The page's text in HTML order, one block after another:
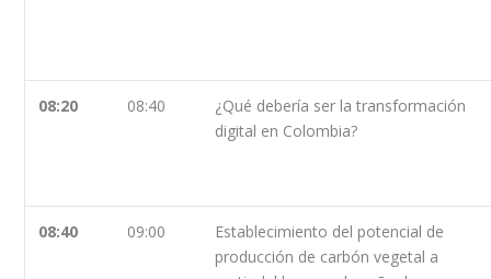
08:20 08:40
¿Qué debería ser la transformación
digital en Colombia?
08:40 09:00
Establecimiento del potencial de
producción de carbón vegetal a